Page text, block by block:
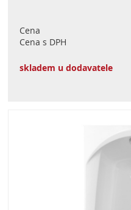
Cena
Cena s DPH
skladem u dodavatele